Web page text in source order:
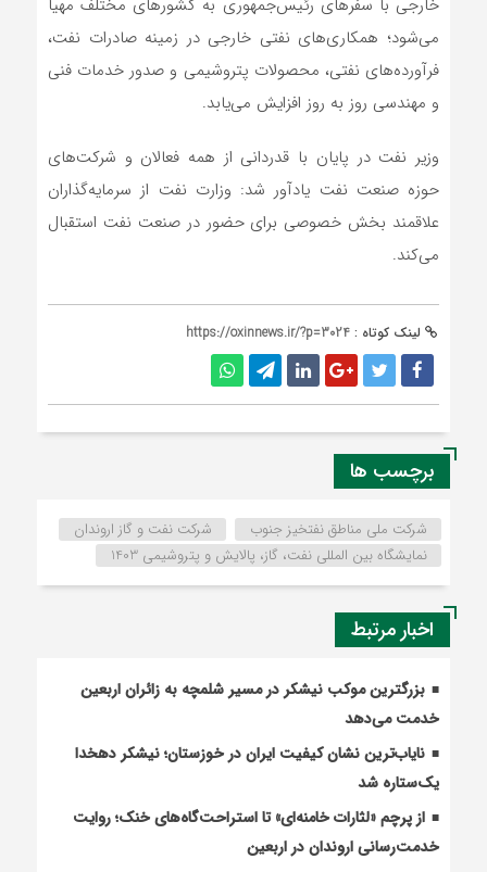
خارجی با سفرهای رئیس‌جمهوری به کشورهای مختلف مهیا
می‌شود؛ همکاری‌های نفتی خارجی در زمینه صادرات نفت،
فرآورده‌های نفتی، محصولات پتروشیمی و صدور خدمات فنی
و مهندسی روز به روز افزایش می‌یابد.
وزیر نفت در پایان با قدردانی از همه فعالان و شرکت‌های
حوزه صنعت نفت یادآور شد: وزارت نفت از سرمایه‌گذاران
علاقمند بخش خصوصی برای حضور در صنعت نفت استقبال
می‌کند.
لینک کوتاه : https://oxinnews.ir/?p=3024
برچسب ها
شرکت ملی مناطق نفتخیز جنوب
شرکت نفت و گاز اروندان
نمایشگاه بین المللی نفت، گاز، پالایش و پتروشیمی 1403
اخبار مرتبط
بزرگترین موکب نیشکر در مسیر شلمچه به زائران اربعین
خدمت می‌دهد
نایاب‌ترین نشان کیفیت ایران در خوزستان؛ نیشکر دهخدا
یک‌ستاره شد
از پرچم «لثارات خامنه‌ای» تا استراحت‌گاه‌های خنک؛ روایت
خدمت‌رسانی اروندان در اربعین